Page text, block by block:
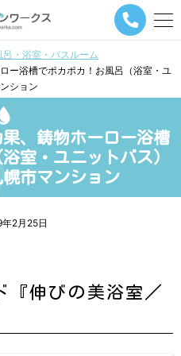
メ
ー
ビ
シ
タ
呂・浴室・バスルーム
ー浴槽でポカポカ！お風呂（浴室・ユ
ション
、鋳物ホーロー浴槽
室・ユニットバス）
市マンション
2月25日
『伸びの美浴室／